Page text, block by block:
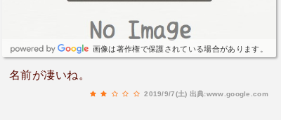
画像は著作権で保護されている場合があります。
名前が凄いね。
2019/9/7(土) 出典:www.google.com